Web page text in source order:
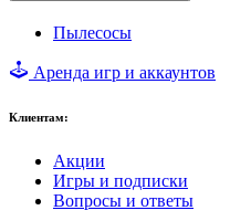
Пылесосы
Аренда игр и аккаунтов
Клиентам:
Акции
Игры и подписки
Вопросы и ответы